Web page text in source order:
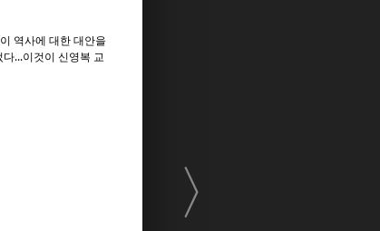
역사에 대한 대안을
...이것이 신영복 교
〉